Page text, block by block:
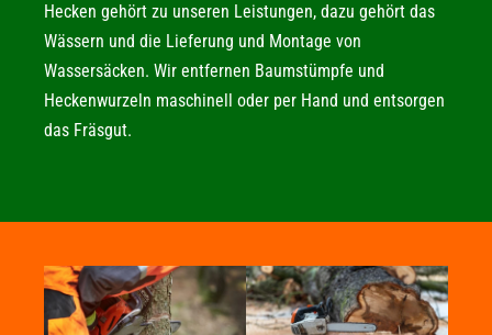
Hecken gehört zu unseren Leistungen, dazu gehört das
Wässern und die Lieferung und Montage von
Wassersäcken. Wir entfernen Baumstümpfe und
Heckenwurzeln maschinell oder per Hand und entsorgen
das Fräsgut.